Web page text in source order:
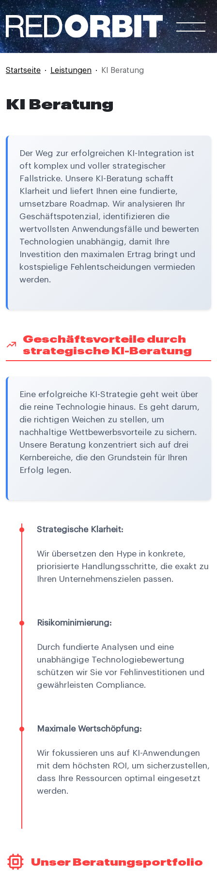
Direkt zum Inhalt
Startseite Leistungen KI Beratung
KI Beratung
Der Weg zur erfolgreichen KI-Integration ist
oft komplex und voller strategischer
Fallstricke. Unsere KI-Beratung schafft
Klarheit und liefert Ihnen eine fundierte,
umsetzbare Roadmap. Wir analysieren Ihr
Geschäftspotenzial, identifizieren die
wertvollsten Anwendungsfälle und bewerten
Technologien unabhängig, damit Ihre
Investition den maximalen Ertrag bringt und
kostspielige Fehlentscheidungen vermieden
werden.
Geschäftsvorteile durch
strategische KI-Beratung
Eine erfolgreiche KI-Strategie geht weit über
die reine Technologie hinaus. Es geht darum,
die richtigen Weichen zu stellen, um
nachhaltige Wettbewerbsvorteile zu sichern.
Unsere Beratung konzentriert sich auf drei
Kernbereiche, die den Grundstein für Ihren
Erfolg legen.
Strategische Klarheit:
Wir übersetzen den Hype in konkrete,
priorisierte Handlungsschritte, die exakt zu
Ihren Unternehmenszielen passen.
Risikominimierung:
Durch fundierte Analysen und eine
unabhängige Technologiebewertung
schützen wir Sie vor Fehlinvestitionen und
gewährleisten Compliance.
Maximale Wertschöpfung:
Wir fokussieren uns auf KI-Anwendungen
mit dem höchsten ROI, um sicherzustellen,
dass Ihre Ressourcen optimal eingesetzt
werden.
Unser Beratungsportfolio